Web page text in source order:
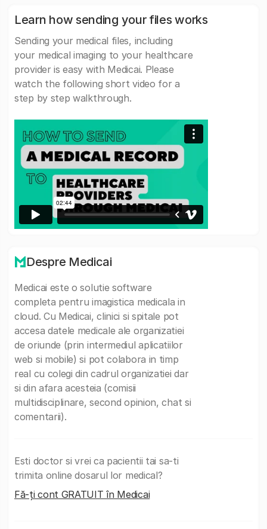
Learn how sending your files works
Sending your medical files, including
your medical imaging to your healthcare
provider is easy with Medicai. Please
watch the following short video for a
step by step walkthrough.
Despre Medicai
Medicai este o solutie software
completa pentru imagistica medicala in
cloud. Cu Medicai, clinici si spitale pot
accesa datele medicale ale organizatiei
de oriunde (prin intermediul aplicatiilor
web si mobile) si pot colabora in timp
real cu colegi din cadrul organizatiei dar
si din afara acesteia (comisii
multidisciplinare, second opinion, chat si
comentarii).
Esti doctor si vrei ca pacientii tai sa-ti
trimita online dosarul lor medical?
Fă-ți cont GRATUIT în Medicai